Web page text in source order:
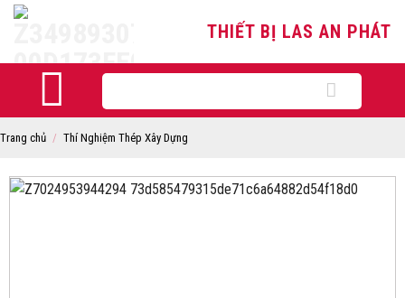
Skip
THIẾT BỊ LAS AN PHÁT
kiếm:
Trang chủ / Thí Nghiệm Thép Xây Dựng